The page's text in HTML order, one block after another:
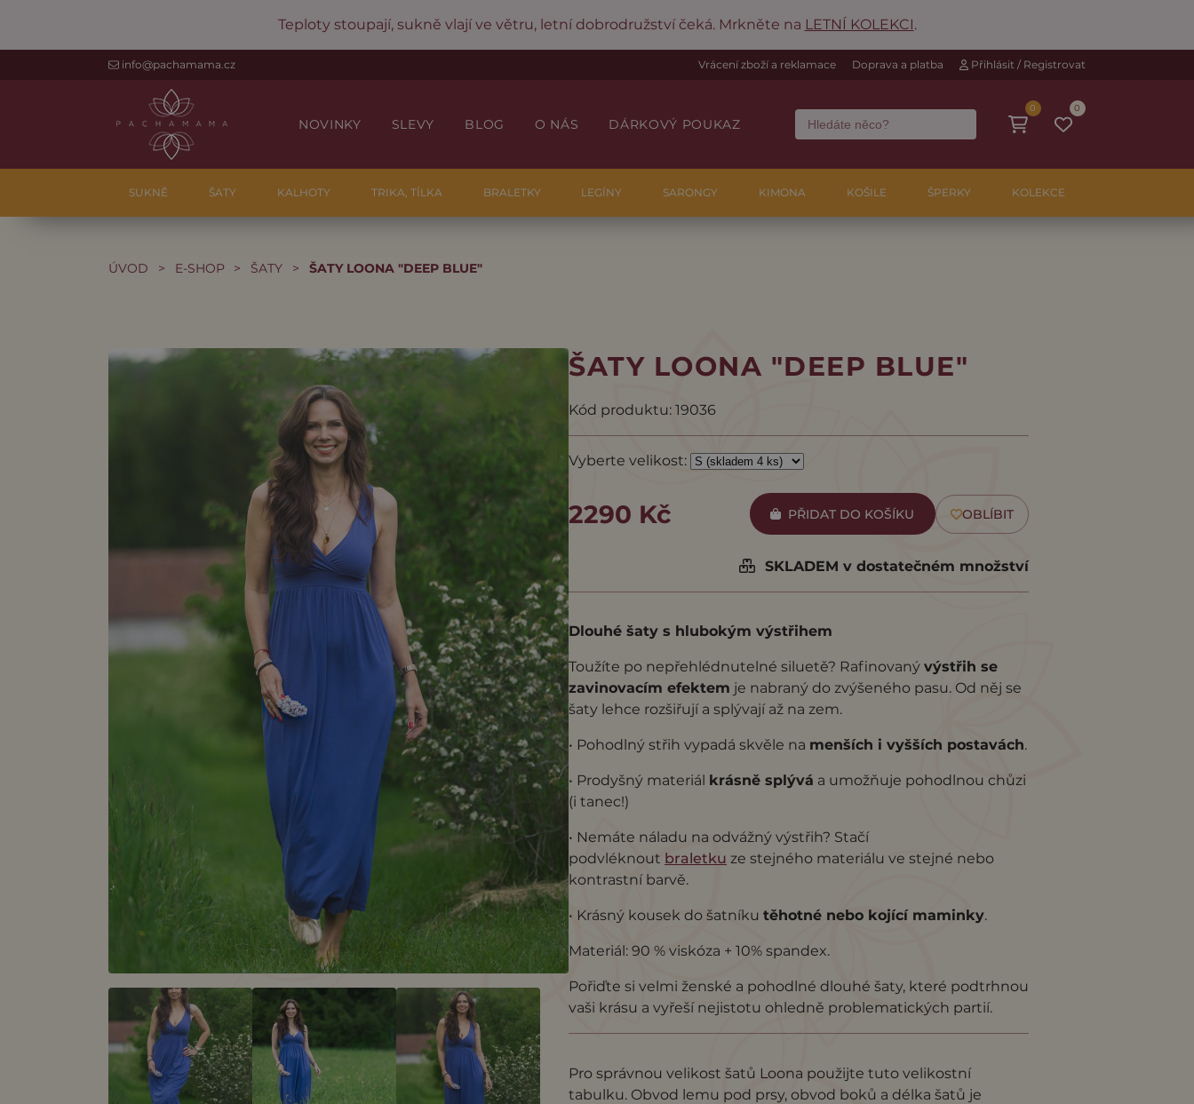
Teploty stoupají, sukně vlají ve větru, letní dobrodružství čeká. Mrkněte na LETNÍ KOLEKCI.
info@pachamama.cz Přihlásit / Registrovat
Vrácení zboží a reklamace Doprava a platba
NOVINKY SLEVY BLOG O NÁS DÁRKOVÝ POUKAZ
0
0
SUKNĚ ŠATY KALHOTY TRIKA, TÍLKA BRALETKY LEGÍNY SARONGY KIMONA KOŠILE ŠPERKY KOLEKCE
ÚVOD > E-SHOP > ŠATY > ŠATY LOONA "DEEP BLUE"
ŠATY LOONA "DEEP BLUE"
Kód produktu: 19036
Vyberte velikost:
2290 Kč PŘIDAT DO KOŠÍKU OBLÍBIT
SKLADEM v dostatečném množství
Dlouhé šaty s hlubokým výstřihem
Toužíte po nepřehlédnutelné siluetě? Rafinovaný výstřih se
zavinovacím efektem je nabraný do zvýšeného pasu. Od něj se
šaty lehce rozšiřují a splývají až na zem.
• Pohodlný střih vypadá skvěle na menších i vyšších postavách.
• Prodyšný materiál krásně splývá a umožňuje pohodlnou chůzi
(i tanec!)
• Nemáte náladu na odvážný výstřih? Stačí
podvléknout braletku ze stejného materiálu ve stejné nebo
kontrastní barvě.
• Krásný kousek do šatníku těhotné nebo kojící maminky.
Materiál: 90 % viskóza + 10% spandex.
Pořiďte si velmi ženské a pohodlné dlouhé šaty, které podtrhnou
vaši krásu a vyřeší nejistotu ohledně problematických partií.
Pro správnou velikost šatů Loona použijte tuto velikostní
tabulku. Obvod lemu pod prsy, obvod boků a délka šatů je